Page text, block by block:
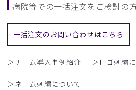
病院等での一括注文をご検討の
一括注文のお問い合わせはこちら
＞チーム導入事例紹介 ＞ロゴ刺繍
＞ネーム刺繍について